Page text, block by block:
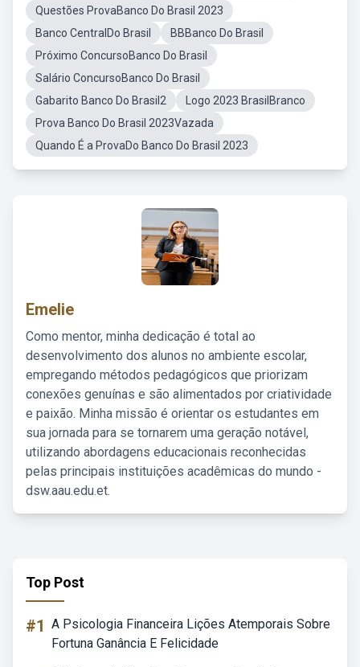
Questões ProvaBanco Do Brasil 2023
Banco CentralDo Brasil
BBBanco Do Brasil
Próximo ConcursoBanco Do Brasil
Salário ConcursoBanco Do Brasil
Gabarito Banco Do Brasil2
Logo 2023 BrasilBranco
Prova Banco Do Brasil 2023Vazada
Quando É a ProvaDo Banco Do Brasil 2023
Emelie
Como mentor, minha dedicação é total ao
desenvolvimento dos alunos no ambiente escolar,
empregando métodos pedagógicos que priorizam
conexões genuínas e são alimentados por criatividade
e paixão. Minha missão é orientar os estudantes em
sua jornada para se tornarem uma geração notável,
utilizando abordagens educacionais reconhecidas
pelas principais instituições acadêmicas do mundo -
dsw.aau.edu.et.
Top Post
#1 A Psicologia Financeira Lições Atemporais Sobre
Fortuna Ganância E Felicidade